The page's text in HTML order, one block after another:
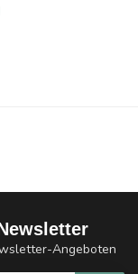
Angeboten